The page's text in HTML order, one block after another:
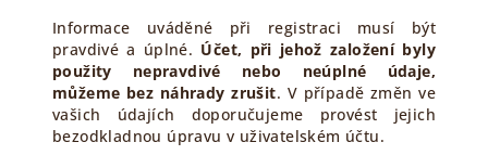
Informace uváděné při registraci musí být
pravdivé a úplné. Účet, při jehož založení byly
použity nepravdivé nebo neúplné údaje,
můžeme bez náhrady zrušit. V případě změn ve
vašich údajích doporučujeme provést jejich
bezodkladnou úpravu v uživatelském účtu.